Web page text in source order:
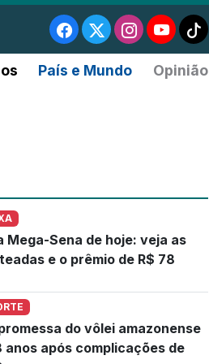
País e Mundo Opinião
Mega-Sena de hoje: veja as
e o prêmio de R$ 78
do vôlei amazonense
anos após complicações de